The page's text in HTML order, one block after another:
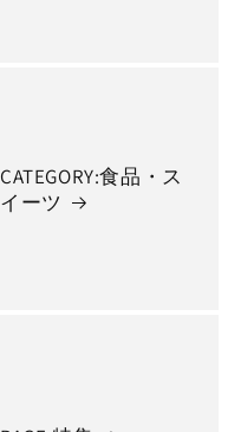
CATEGORY:食品・ス
イーツ